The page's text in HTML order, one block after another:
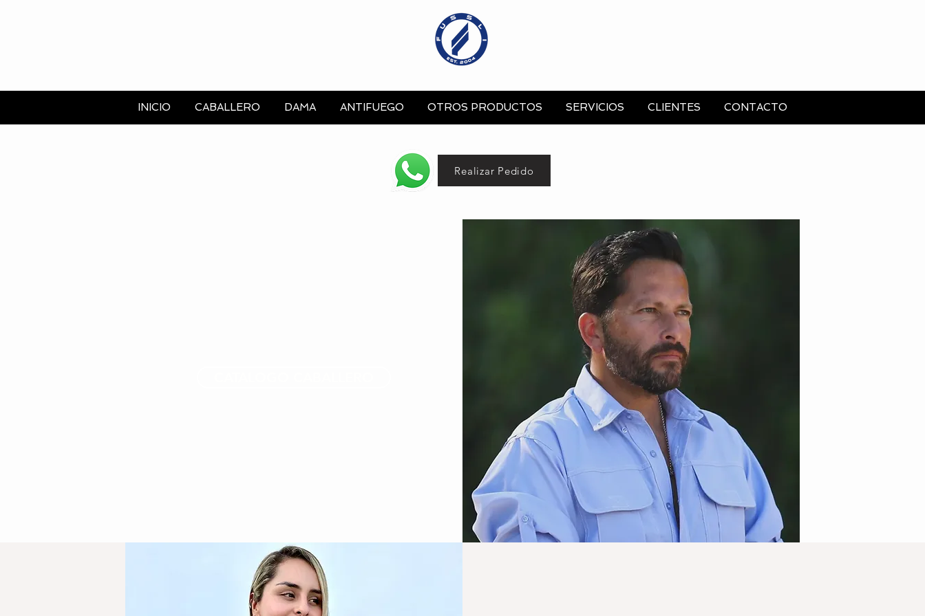
INICIO CABALLERO DAMA ANTIFUEGO OTROS PRODUCTOS SERVICIOS CLIENTES CONTACTO
Realizar Pedido